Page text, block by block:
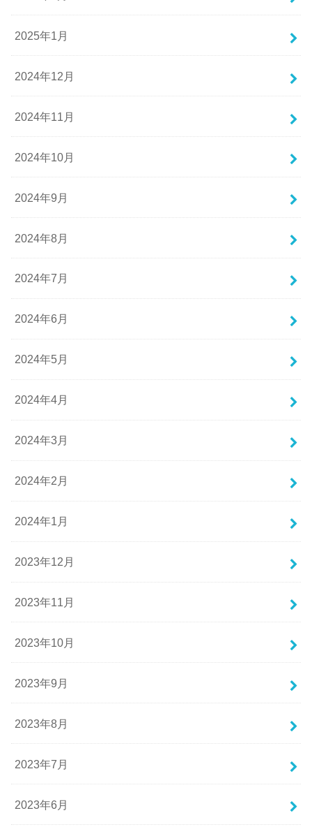
2025年1月
2024年12月
2024年11月
2024年10月
2024年9月
2024年8月
2024年7月
2024年6月
2024年5月
2024年4月
2024年3月
2024年2月
2024年1月
2023年12月
2023年11月
2023年10月
2023年9月
2023年8月
2023年7月
2023年6月